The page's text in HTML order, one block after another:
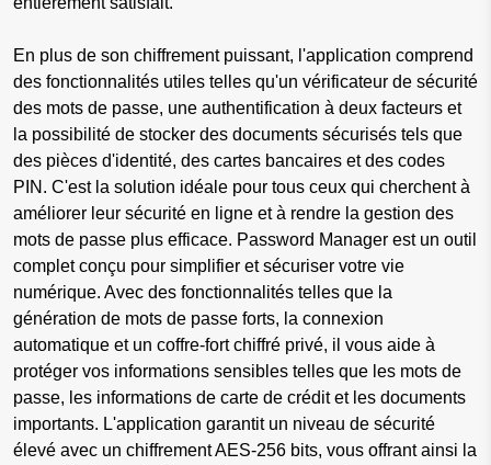
En plus de son chiffrement puissant, l'application comprend
des fonctionnalités utiles telles qu'un vérificateur de sécurité
des mots de passe, une authentification à deux facteurs et
la possibilité de stocker des documents sécurisés tels que
des pièces d'identité, des cartes bancaires et des codes
PIN. C'est la solution idéale pour tous ceux qui cherchent à
améliorer leur sécurité en ligne et à rendre la gestion des
mots de passe plus efficace. Password Manager est un outil
complet conçu pour simplifier et sécuriser votre vie
numérique. Avec des fonctionnalités telles que la
génération de mots de passe forts, la connexion
automatique et un coffre-fort chiffré privé, il vous aide à
protéger vos informations sensibles telles que les mots de
passe, les informations de carte de crédit et les documents
importants. L'application garantit un niveau de sécurité
élevé avec un chiffrement AES-256 bits, vous offrant ainsi la